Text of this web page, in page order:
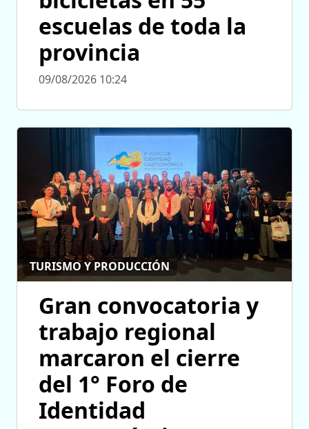
escuelas de toda la
provincia
09/08/2026 10:24
TURISMO Y PRODUCCIÓN
Gran convocatoria y
trabajo regional
marcaron el cierre
del 1° Foro de
Identidad